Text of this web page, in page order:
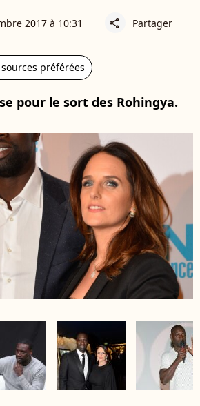
2017 à 10:31 share Partager
préférées
pour le sort des Rohingya.